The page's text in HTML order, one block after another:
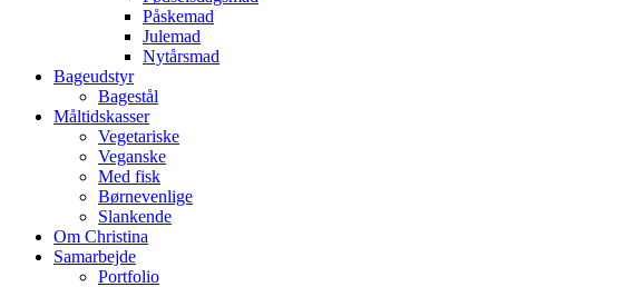
Påskemad
Julemad
Nytårsmad
Bageudstyr
Bagestål
Måltidskasser
Vegetariske
Veganske
Med fisk
Børnevenlige
Slankende
Om Christina
Samarbejde
Portfolio